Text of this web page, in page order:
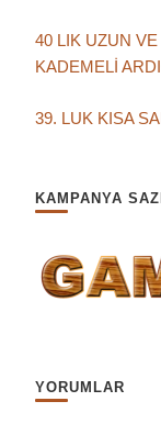
40 LIK UZUN
KADEMELİ
39. LUK KISA
KAMPANYA
YORUMLAR